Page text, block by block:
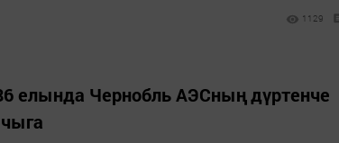
1129
елында Чернобль АЭСның дүртенче